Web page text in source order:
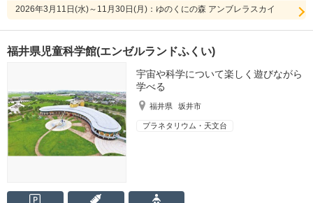
2026年3月11日(水)～11月30日(月)：ゆのくにの森 アンブレラスカイ
福井県児童科学館(エンゼルランドふくい)
宇宙や科学について楽しく遊びながら
学べる
福井県 坂井市
プラネタリウム・天文台